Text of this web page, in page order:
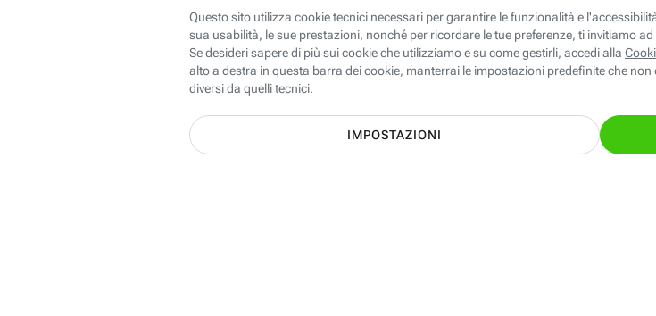
Scopri le offerte Internet, Mobile ed Energia giuste per te con il supporto
dei nostri esperti!